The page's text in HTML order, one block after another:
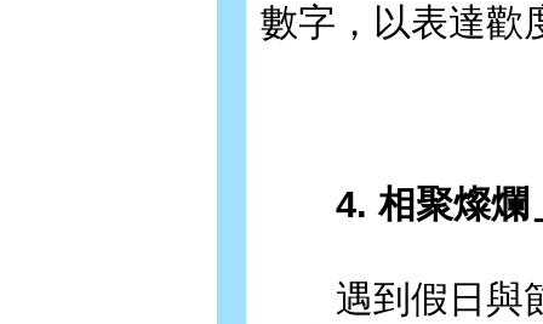
數字，以表達歡
4. 相聚燦爛
遇到假日與節